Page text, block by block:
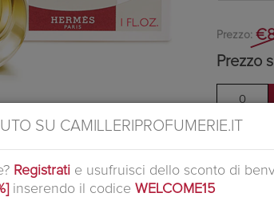
Prezzo:
Prezzo
Spedizione
SU CAMILLERIPROFUMERIE.IT
Registrati e usufruisci dello sconto di
inserendo il codice WELCOME15